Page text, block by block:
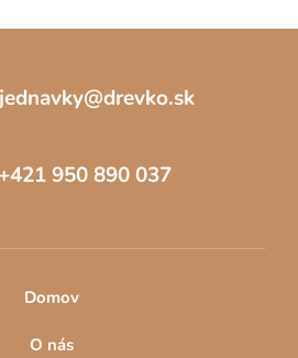
@drevko.sk
+421 950 890 037
Domov
O nás